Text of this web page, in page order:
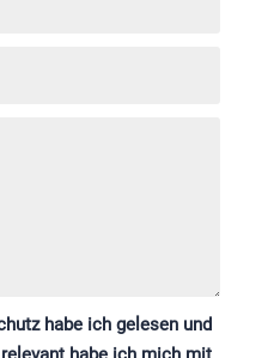
habe ich gelesen und